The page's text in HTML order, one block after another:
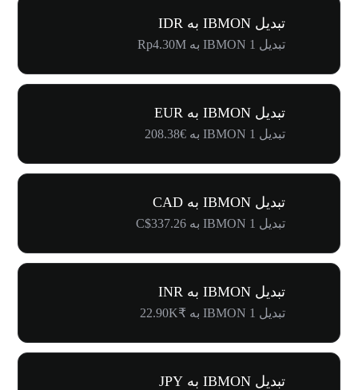
تبدیل IBMON به IDR
تبدیل 1 IBMON به Rp4.30M
تبدیل IBMON به EUR
تبدیل 1 IBMON به €208.38
تبدیل IBMON به CAD
تبدیل 1 IBMON به C$337.26
تبدیل IBMON به INR
تبدیل 1 IBMON به ₹22.90K
تبدیل IBMON به JPY